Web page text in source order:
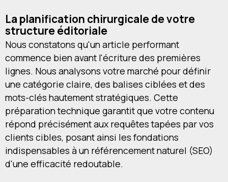
La planification chirurgicale de votre
structure éditoriale
Nous constatons qu'un article performant
commence bien avant l'écriture des premières
lignes. Nous analysons votre marché pour définir
une catégorie claire, des balises ciblées et des
mots-clés hautement stratégiques. Cette
préparation technique garantit que votre contenu
répond précisément aux requêtes tapées par vos
clients cibles, posant ainsi les fondations
indispensables à un référencement naturel (SEO)
d'une efficacité redoutable.